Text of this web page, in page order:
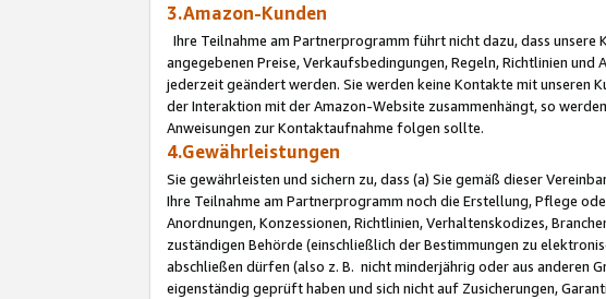
3.Amazon-Kunden
Ihre Teilnahme am Partnerprogramm führt nicht dazu, dass unsere
angegebenen Preise, Verkaufsbedingungen, Regeln, Richtlinien
jederzeit geändert werden. Sie werden keine Kontakte mit unseren
der Interaktion mit der Amazon-Website zusammenhängt, so
Anweisungen zur Kontaktaufnahme folgen sollte.
4.Gewährleistungen
Sie gewährleisten und sichern zu, dass (a) Sie gemäß dieser
Ihre Teilnahme am Partnerprogramm noch die Erstellung, Pflege
Anordnungen, Konzessionen, Richtlinien, Verhaltenskodizes,
zuständigen Behörde (einschließlich der Bestimmungen zu
abschließen dürfen (also z. B. nicht minderjährig oder aus anderen
eigenständig geprüft haben und sich nicht auf Zusicherungen,